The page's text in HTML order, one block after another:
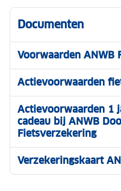
Het ANWB
in, knapt ze op en geeft
die geen fiets hebben.
Documenten
Voorwaarden ANWB
Actievoorwaarden
Actievoorwaarden 1
cadeau bij ANWB
Fietsverzekering
Verzekeringskaart